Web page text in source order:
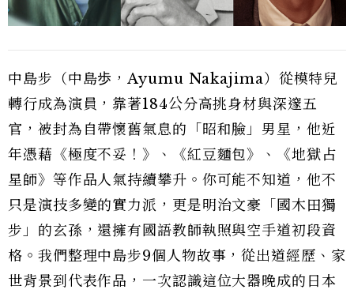
中島步（中島歩，Ayumu Nakajima）從模特兒
轉行成為演員，靠著184公分高挑身材與深邃五
官，被封為自帶懷舊氣息的「昭和臉」男星，他近
年憑藉《極度不妥！》、《紅豆麵包》、《地獄占
星師》等作品人氣持續攀升。你可能不知道，他不
只是演技多變的實力派，更是明治文豪「國木田獨
步」的玄孫，還擁有國語教師執照與空手道初段資
格。我們整理中島步9個人物故事，從出道經歷、家
世背景到代表作品，一次認識這位大器晚成的日本